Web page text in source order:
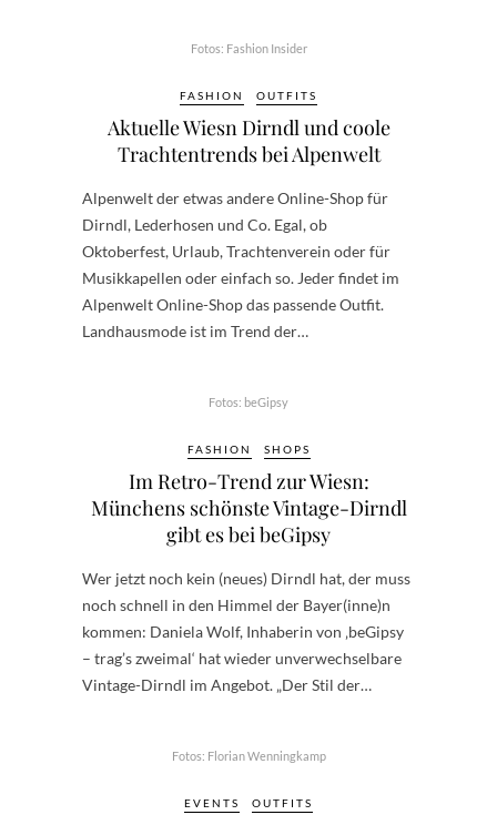
Fotos: Fashion Insider
FASHION OUTFITS
Aktuelle Wiesn Dirndl und coole
Trachtentrends bei Alpenwelt
Alpenwelt der etwas andere Online-Shop für
Dirndl, Lederhosen und Co. Egal, ob
Oktoberfest, Urlaub, Trachtenverein oder für
Musikkapellen oder einfach so. Jeder findet im
Alpenwelt Online-Shop das passende Outfit.
Landhausmode ist im Trend der…
Fotos: beGipsy
FASHION SHOPS
Im Retro-Trend zur Wiesn:
Münchens schönste Vintage-Dirndl
gibt es bei beGipsy
Wer jetzt noch kein (neues) Dirndl hat, der muss
noch schnell in den Himmel der Bayer(inne)n
kommen: Daniela Wolf, Inhaberin von ‚beGipsy
– trag’s zweimal‘ hat wieder unverwechselbare
Vintage-Dirndl im Angebot. „Der Stil der…
Fotos: Florian Wenningkamp
EVENTS OUTFITS